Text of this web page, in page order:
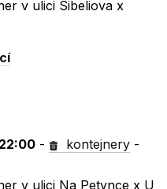
v ulici Sibeliova x
- kontejnery -
v ulici Na Petynce x U